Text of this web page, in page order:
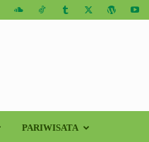
PARIWISATA